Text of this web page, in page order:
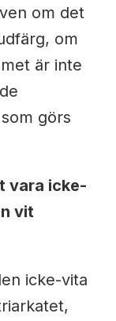
om det
om
är inte
görs
vara icke-
vit
icke-vita